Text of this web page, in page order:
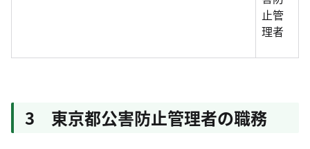
止管
理者
3 東京都公害防止管理者の職務